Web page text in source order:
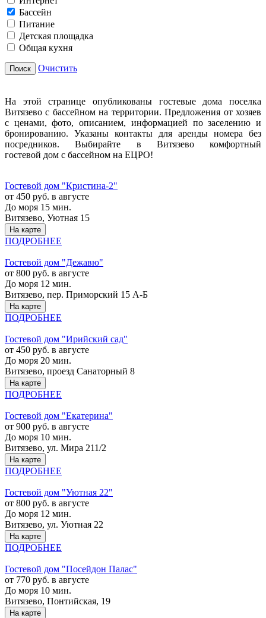
Бассейн
Питание
Детская площадка
Общая кухня
Поиск Очистить
На этой странице опубликованы гостевые дома поселка
Витязево с бассейном на территории. Предложения от хозяев
с ценами, фото, описанием, информацией по заселению и
бронированию. Указаны контакты для аренды номера без
посредников. Выбирайте в Витязево комфортный
гостевой дом с бассейном на ЕЦРО!
Гостевой дом "Кристина-2"
от 450 руб. в августе
До моря 15 мин.
Витязево, Уютная 15
На карте
ПОДРОБНЕЕ
Гостевой дом "Дежавю"
от 800 руб. в августе
До моря 12 мин.
Витязево, пер. Приморский 15 А-Б
На карте
ПОДРОБНЕЕ
Гостевой дом "Ирийский сад"
от 450 руб. в августе
До моря 20 мин.
Витязево, проезд Санаторный 8
На карте
ПОДРОБНЕЕ
Гостевой дом "Екатерина"
от 900 руб. в августе
До моря 10 мин.
Витязево, ул. Мира 211/2
На карте
ПОДРОБНЕЕ
Гостевой дом "Уютная 22"
от 800 руб. в августе
До моря 12 мин.
Витязево, ул. Уютная 22
На карте
ПОДРОБНЕЕ
Гостевой дом "Посейдон Палас"
от 770 руб. в августе
До моря 10 мин.
Витязево, Понтийская, 19
На карте